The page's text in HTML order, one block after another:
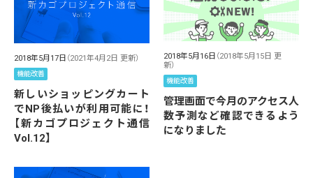
2018年5月17日 （2021年4月2日 更新）
機能改善
新しいショッピングカート
でNP後払いが利用可能に！
【新カゴプロジェクト通信
Vol.12】
2018年5月16日 （2018年5月15日 更
新）
機能改善
管理画面で今月のアクセス人
数予測など確認できるよう
になりました